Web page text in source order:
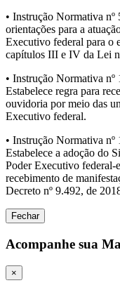
• Instrução Normativa
orientações para a
Executivo federal para o
capítulos III e IV da Lei
• Instrução Normativa
Estabelece regra para
ouvidoria por meio das
Executivo federal.
• Instrução Normativa
Estabelece a adoção do
Poder Executivo federal-
recebimento de
Decreto nº 9.492, de
Fechar
Acompanhe sua
×